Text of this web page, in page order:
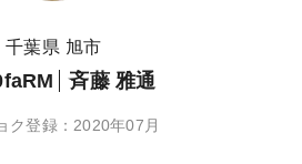
千葉県 旭市
斉藤 雅通
ク登録：2020年07月